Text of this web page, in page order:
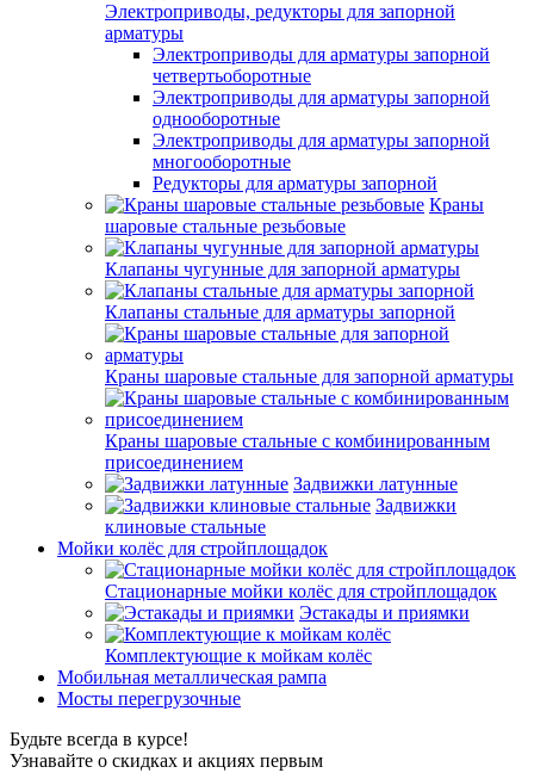
Электроприводы, редукторы для запорной
арматуры
Электроприводы для арматуры запорной
четвертьоборотные
Электроприводы для арматуры запорной
однооборотные
Электроприводы для арматуры запорной
многооборотные
Редукторы для арматуры запорной
Краны
шаровые стальные резьбовые
Клапаны чугунные для запорной арматуры
Клапаны стальные для арматуры запорной
Краны шаровые стальные для запорной арматуры
Краны шаровые стальные с комбинированным
присоединением
Задвижки латунные
Задвижки
клиновые стальные
Мойки колёс для стройплощадок
Стационарные мойки колёс для стройплощадок
Эстакады и приямки
Комплектующие к мойкам колёс
Мобильная металлическая рампа
Мосты перегрузочные
Будьте всегда в курсе!
Узнавайте о скидках и акциях первым